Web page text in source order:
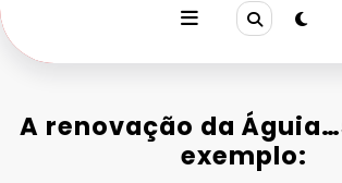
A renovação da
exemplo: